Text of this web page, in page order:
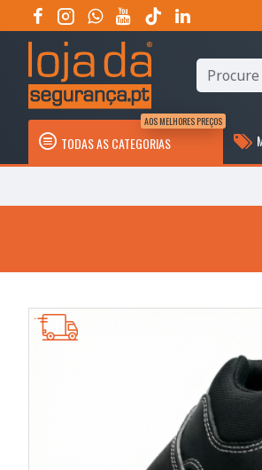
TODAS AS CATEGORIAS
AOS MELHORES PREÇOS